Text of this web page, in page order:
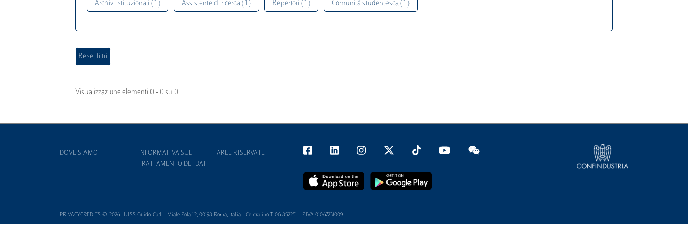
Archivi istituzionali ( 1 ) Assistente di ricerca ( 1 ) Repertori ( 1 ) Comunità studentesca ( 1 )
Visualizzazione elementi 0 - 0 su 0
DOVE SIAMO
INFORMATIVA SUL
TRATTAMENTO DEI DATI
AREE RISERVATE
PRIVACYCREDITS © 2026 LUISS Guido Carli - Viale Pola 12, 00198 Roma, Italia - Centralino T 06 852251 - P.IVA 01067231009